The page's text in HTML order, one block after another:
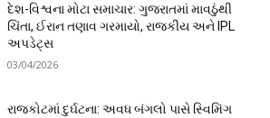
દેશ-વિશ્વના મોટા સમાચાર: ગુજરાતમાં માવઠુંથી
ચિંતા, ઈરાન તણાવ ગરમાયો, રાજકીય અને IPL
અપડેટ્સ
03/04/2026
રાજકોટમાં દુર્ઘટના: અવધ બંગલો પાસે સ્વિમિંગ